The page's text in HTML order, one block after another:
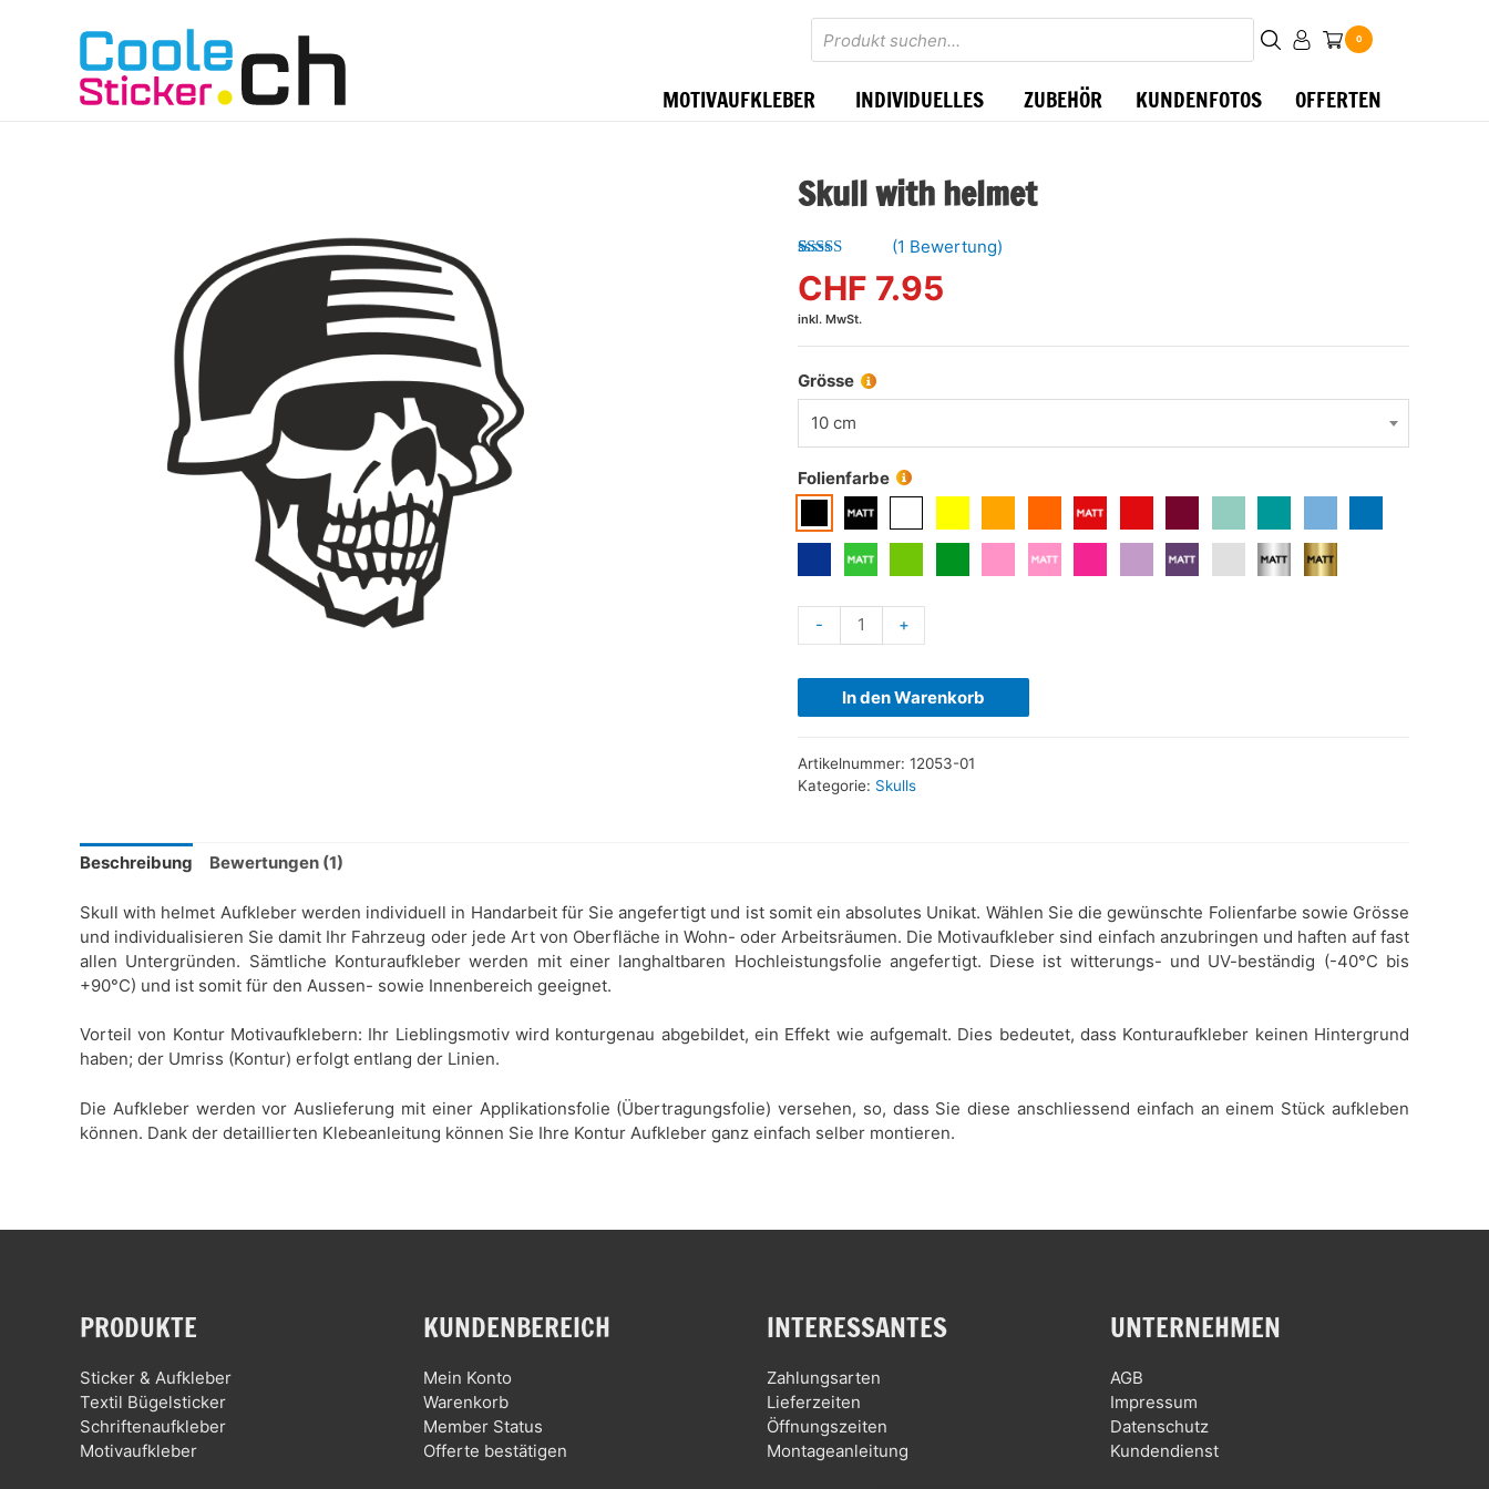
Products
search 0
MOTIVAUFKLEBER INDIVIDUELLES ZUBEHÖR KUNDENFOTOS OFFERTEN
Skull with helmet
5.00 von 5,
basierend
auf
(1 Bewertung)
CHF 7.95
inkl. MwSt.
Grösse
10 cm
Folienfarbe
- +
In den Warenkorb
Artikelnummer: 12053-01
Kategorie: Skulls
Beschreibung Bewertungen (1)
Skull with helmet Aufkleber werden individuell in Handarbeit für Sie angefertigt und ist somit ein absolutes Unikat. Wählen Sie die gewünschte Folienfarbe sowie Grösse
und individualisieren Sie damit Ihr Fahrzeug oder jede Art von Oberfläche in Wohn- oder Arbeitsräumen. Die Motivaufkleber sind einfach anzubringen und haften auf fast
allen Untergründen. Sämtliche Konturaufkleber werden mit einer langhaltbaren Hochleistungsfolie angefertigt. Diese ist witterungs- und UV-beständig (-40°C bis
+90°C) und ist somit für den Aussen- sowie Innenbereich geeignet.
Vorteil von Kontur Motivaufklebern: Ihr Lieblingsmotiv wird konturgenau abgebildet, ein Effekt wie aufgemalt. Dies bedeutet, dass Konturaufkleber keinen Hintergrund
haben; der Umriss (Kontur) erfolgt entlang der Linien.
Die Aufkleber werden vor Auslieferung mit einer Applikationsfolie (Übertragungsfolie) versehen, so, dass Sie diese anschliessend einfach an einem Stück aufkleben
können. Dank der detaillierten Klebeanleitung können Sie Ihre Kontur Aufkleber ganz einfach selber montieren.
PRODUKTE
Sticker & Aufkleber
Textil Bügelsticker
Schriftenaufkleber
Motivaufkleber
KUNDENBEREICH
Mein Konto
Warenkorb
Member Status
Offerte bestätigen
INTERESSANTES
Zahlungsarten
Lieferzeiten
Öffnungszeiten
Montageanleitung
UNTERNEHMEN
AGB
Impressum
Datenschutz
Kundendienst